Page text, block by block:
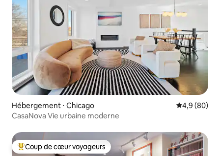
Hébergement ⋅ Chicago Évaluation
4,9 (80)
CasaNova Vie urbaine moderne
Coups de cœur voyageurs les plus appréciés
Coup de cœur voyageurs